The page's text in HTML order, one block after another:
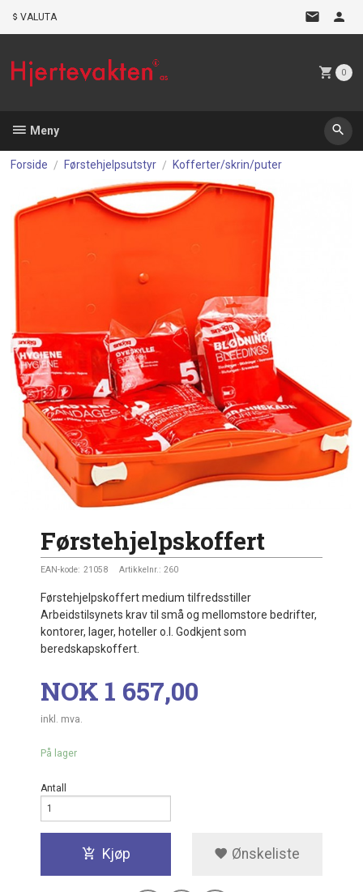
VALUTA
0
Meny
Forside Førstehjelpsutstyr Kofferter/skrin/puter
Førstehjelpskoffert
EAN-kode: 21058 Artikkelnr.: 260
Førstehjelpskoffert medium tilfredsstiller
Arbeidstilsynets krav til små og mellomstore bedrifter,
kontorer, lager, hoteller o.l. Godkjent som
beredskapskoffert.
Pris
NOK 1 657,00
inkl. mva.
På lager
Antall
Kjøp Ønskeliste